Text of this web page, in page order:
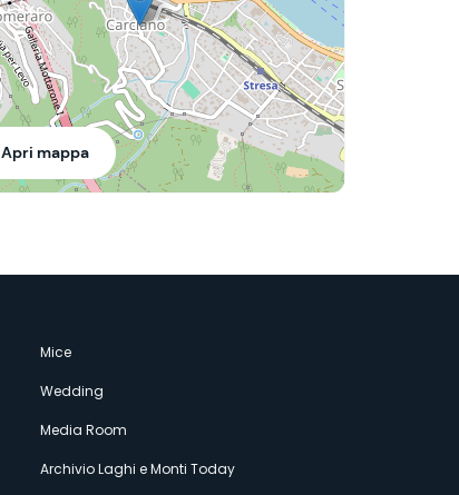
Apri mappa
Mice
Wedding
Media Room
Archivio Laghi e Monti Today